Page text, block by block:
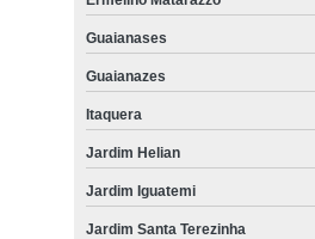
Guaianases
Guaianazes
Itaquera
Jardim Helian
Jardim Iguatemi
Jardim Santa Terezinha